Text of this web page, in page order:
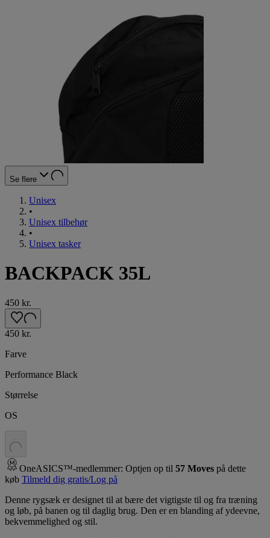
Se flere
Unisex
•
Unisex tilbehør
•
Unisex tasker
BACKPACK 35L
450 kr.
450 kr.
Farve
Performance Black
Størrelse
OS
OneASICS™-medlemmer: Optjen op til 57 Moves på dette
køb Tilmeld dig gratis/Log på
Denne rygsæk er designet til at bære det vigtigste til og fra træning
og løb, på banen og til daglig brug. Den er en blanding af ydeevne,
bekvemmelighed og stil.